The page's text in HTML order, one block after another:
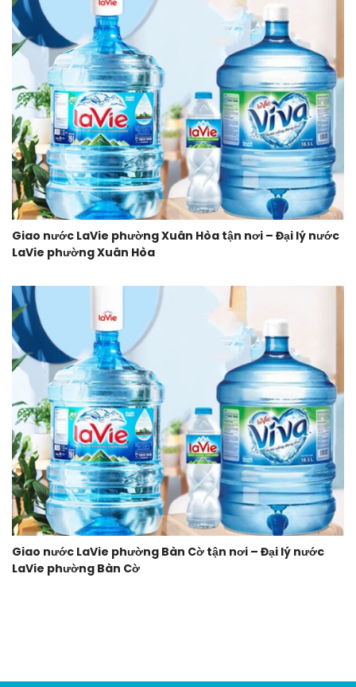
Giao nước LaVie phường Xuân Hòa tận nơi – Đại lý nước
LaVie phường Xuân Hòa
Giao nước LaVie phường Bàn Cờ tận nơi – Đại lý nước
LaVie phường Bàn Cờ